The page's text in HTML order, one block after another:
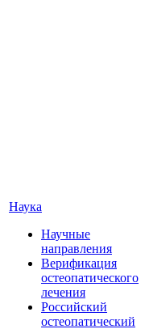
Наука
Научные
направления
Верификация
остеопатического
лечения
Российский
остеопатический